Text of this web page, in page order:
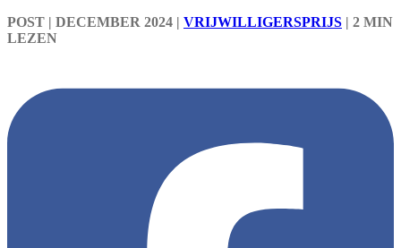
POST | DECEMBER 2024 | VRIJWILLIGERSPRIJS | 2 MIN
LEZEN